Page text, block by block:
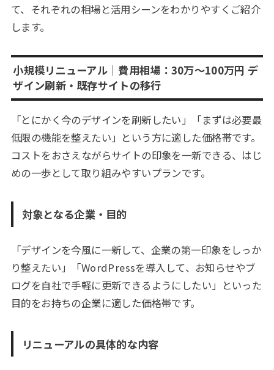
て、それぞれの相場と活用シーンをわかりやすくご紹介
します。
小規模リニューアル｜費用相場：30万〜100万円 デ
ザイン刷新・既存サイトの移行
「とにかく今のデザインを刷新したい」「まずは必要最
低限の機能を整えたい」という方に適した価格帯です。
コストをおさえながらサイトの印象を一新できる、はじ
めの一歩として取り組みやすいプランです。
対象となる企業・目的
「デザインを今風に一新して、企業の第一印象をしっか
り整えたい」「WordPressを導入して、お知らせやブ
ログを自社で手軽に更新できるようにしたい」といった
目的をお持ちの企業に適した価格帯です。
リニューアルの具体的な内容